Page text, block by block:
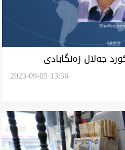
جەلال زەنگابادی
2023-09-05 13:56